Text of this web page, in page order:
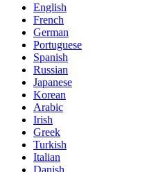
English
French
German
Portuguese
Spanish
Russian
Japanese
Korean
Arabic
Irish
Greek
Turkish
Italian
Danish